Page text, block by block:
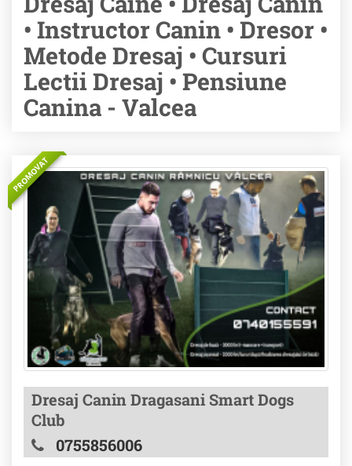
• Instructor Canin • Dresor •
Metode Dresaj • Cursuri
Lectii Dresaj • Pensiune
Canina - Valcea
PROMOVAT
Dresaj Canin Dragasani Smart Dogs
Club
0755856006